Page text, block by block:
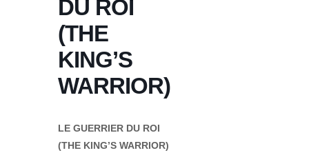
DU ROI
(THE
KING’S
WARRIOR)
LE GUERRIER DU ROI
(THE KING’S WARRIOR)